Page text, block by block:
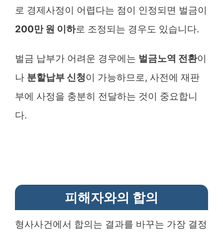
로 경제사정이 어렵다는 점이 인정되면 벌금이
200만 원 이하로 조정되는 경우도 있습니다.
벌금 납부가 어려운 경우에는 벌금노역 전환이
나 분할납부 신청이 가능하므로, 사전에 재판
부에 사정을 충분히 전달하는 것이 중요합니
다.
피해자와의 합의
형사사건에서 합의는 결과를 바꾸는 가장 결정